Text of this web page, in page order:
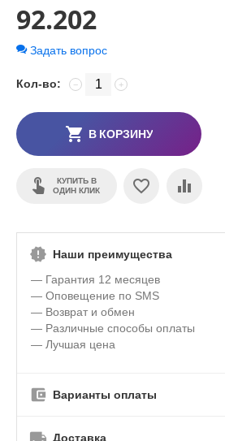
92.202
Задать вопрос
Кол-во: +
−
В КОРЗИНУ
КУПИТЬ В
ОДИН КЛИК
Наши преимущества
— Гарантия 12 месяцев
— Оповещение по SMS
— Возврат и обмен
— Различные способы оплаты
— Лучшая цена
Варианты оплаты
Доставка